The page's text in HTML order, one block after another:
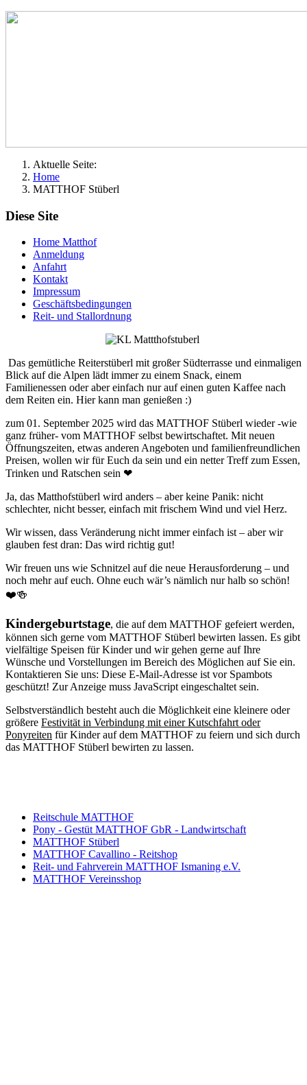
Aktuelle Seite:
Home
MATTHOF Stüberl
Diese Site
Home Matthof
Anmeldung
Anfahrt
Kontakt
Impressum
Geschäftsbedingungen
Reit- und Stallordnung
Das gemütliche Reiterstüberl mit großer Südterrasse und einmaligen
Blick auf die Alpen lädt immer zu einem Snack, einem
Familienessen oder aber einfach nur auf einen guten Kaffee nach
dem Reiten ein. Hier kann man genießen :)
zum 01. September 2025 wird das MATTHOF Stüberl wieder -wie
ganz früher- vom MATTHOF selbst bewirtschaftet. Mit neuen
Öffnungszeiten, etwas anderen Angeboten und familienfreundlichen
Preisen, wollen wir für Euch da sein und ein netter Treff zum Essen,
Trinken und Ratschen sein ❤
Ja, das Matthofstüberl wird anders – aber keine Panik: nicht
schlechter, nicht besser, einfach mit frischem Wind und viel Herz.
Wir wissen, dass Veränderung nicht immer einfach ist – aber wir
glauben fest dran: Das wird richtig gut!
Wir freuen uns wie Schnitzel auf die neue Herausforderung – und
noch mehr auf euch. Ohne euch wär’s nämlich nur halb so schön!
❤️🍻
Kindergeburtstage, die auf dem MATTHOF gefeiert werden,
können sich gerne vom MATTHOF Stüberl bewirten lassen. Es gibt
vielfältige Speisen für Kinder und wir gehen gerne auf Ihre
Wünsche und Vorstellungen im Bereich des Möglichen auf Sie ein.
Kontaktieren Sie uns: Diese E-Mail-Adresse ist vor Spambots
geschützt! Zur Anzeige muss JavaScript eingeschaltet sein.
Selbstverständlich besteht auch die Möglichkeit eine kleinere oder
größere Festivität in Verbindung mit einer Kutschfahrt oder
Ponyreiten für Kinder auf dem MATTHOF zu feiern und sich durch
das MATTHOF Stüberl bewirten zu lassen.
Reitschule MATTHOF
Pony - Gestüt MATTHOF GbR - Landwirtschaft
MATTHOF Stüberl
MATTHOF Cavallino - Reitshop
Reit- und Fahrverein MATTHOF Ismaning e.V.
MATTHOF Vereinsshop